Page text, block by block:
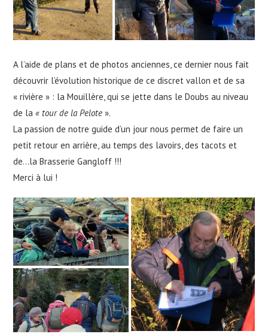
A l’aide de plans et de photos anciennes, ce dernier nous fait
découvrir l’évolution historique de ce discret vallon et de sa
« rivière » : la Mouillère, qui se jette dans le Doubs au niveau
de la« tour de la Pelote ».
La passion de notre guide d’un jour nous permet de faire un
petit retour en arrière, au temps des lavoirs, des tacots et
de…la Brasserie Gangloff !!!
Merci à lui !